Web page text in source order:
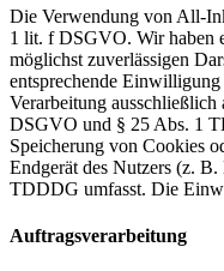
Die Verwendung von All-
1 lit. f DSGVO. Wir haben
möglichst zuverlässigen
entsprechende
Verarbeitung
DSGVO und § 25 Abs. 1
Speicherung von Cookies
Endgerät des Nutzers (z.
TDDDG umfasst. Die
Auftragsverarbeitung